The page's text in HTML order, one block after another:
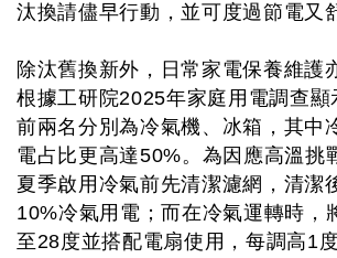
汰換請儘早行動，並可度過節電又
除汰舊換新外，日常家電保養維護
根據工研院2025年家庭用電調查顯
前兩名分別為冷氣機、冰箱，其中
電占比更高達50%。為因應高溫挑
夏季啟用冷氣前先清潔濾網，清潔
10%冷氣用電；而在冷氣運轉時，
至28度並搭配電扇使用，每調高1